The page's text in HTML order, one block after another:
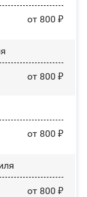
от 800 ₽
от 800 ₽
от 800 ₽
от 800 ₽